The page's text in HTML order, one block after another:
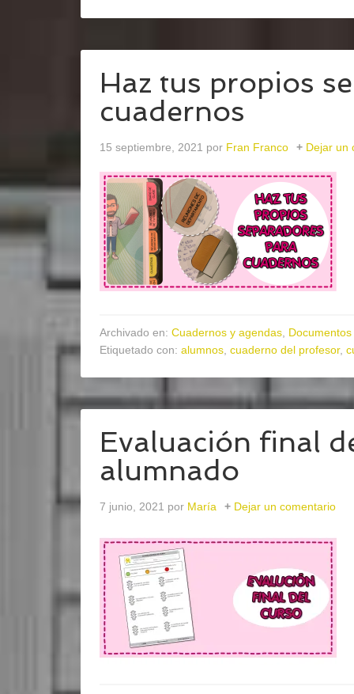
Haz tus propios
cuadernos
15 septiembre, 2021 por Fran Franco Dejar un
Archivado en: Cuadernos y agendas
Etiquetado con: alumnos cuaderno del profesor,
Evaluación final
alumnado
7 junio, 2021 por María Dejar un comentario